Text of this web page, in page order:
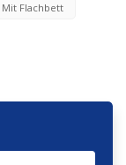
Flachbett